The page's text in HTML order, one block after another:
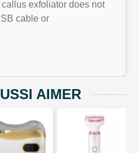
exfoliator does not
cable or
AIMER